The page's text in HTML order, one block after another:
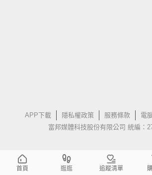
APP下載 隱私權政策 服務條款 電
富邦媒體科技股份有限公司 統編：
首頁 逛逛 追蹤清單